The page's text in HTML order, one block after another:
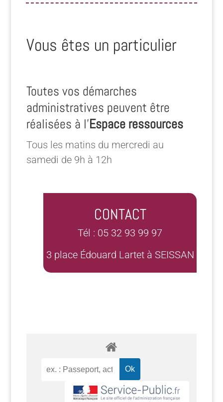
Vous êtes un particulier
Toutes vos démarches
administratives peuvent être
réalisées à l’Espace ressources
Tous les matins du mercredi au
samedi de 9h à 12h
CONTACT
Tél : 05 32 93 99 97
3 place Édouard Lartet à SEISSAN